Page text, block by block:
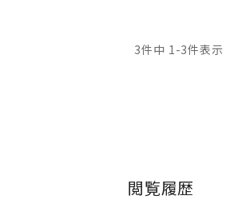
3件中 1-3件表示
閲覧履歴